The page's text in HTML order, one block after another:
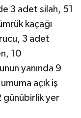
3 adet silah, 51
kaçağı
3 adet
10
yanında 9
açık iş
günübirlik yer